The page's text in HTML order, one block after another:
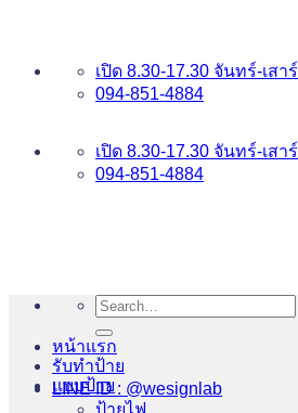
เปิด 8.30-17.30 จันทร์-เสาร์
094-851-4884
เปิด 8.30-17.30 จันทร์-เสาร์
094-851-4884
LINE ID : @wesignlab
Search
for:
หน้าแรก
รับทำป้าย
แบบป้าย
ป้ายไฟ